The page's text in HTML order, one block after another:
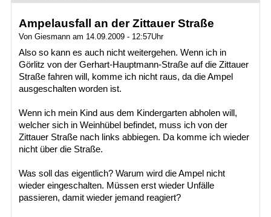
Ampelausfall an der Zittauer Straße
Von Giesmann am 14.09.2009 - 12:57Uhr
Also so kann es auch nicht weitergehen. Wenn ich in
Görlitz von der Gerhart-Hauptmann-Straße auf die Zittauer
Straße fahren will, komme ich nicht raus, da die Ampel
ausgeschalten worden ist.
Wenn ich mein Kind aus dem Kindergarten abholen will,
welcher sich in Weinhübel befindet, muss ich von der
Zittauer Straße nach links abbiegen. Da komme ich wieder
nicht über die Straße.
Was soll das eigentlich? Warum wird die Ampel nicht
wieder eingeschalten. Müssen erst wieder Unfälle
passieren, damit wieder jemand reagiert?